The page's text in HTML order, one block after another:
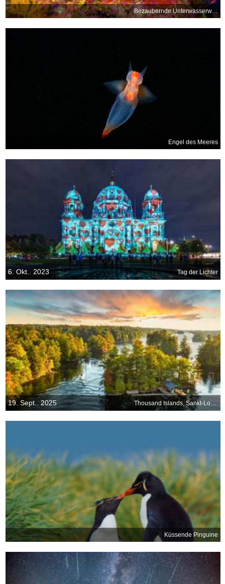
Bezaubernde Unterwasserwelten
Engel des Meeres
6. Okt.. 2023 Tag der Lichter
19. Sept.. 2025 Thousand Islands, Sankt-Lorenz-Strom, Grenze zwischen den USA und Kanada
Küssende Pinguine